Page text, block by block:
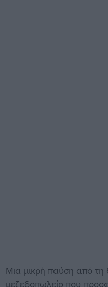
Μια μικρή παύση από τη
μεζεδοπωλείο που